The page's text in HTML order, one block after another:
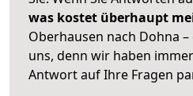
was kostet überhaupt
Oberhausen nach Dohna
uns, denn wir haben
Antwort auf Ihre Fragen